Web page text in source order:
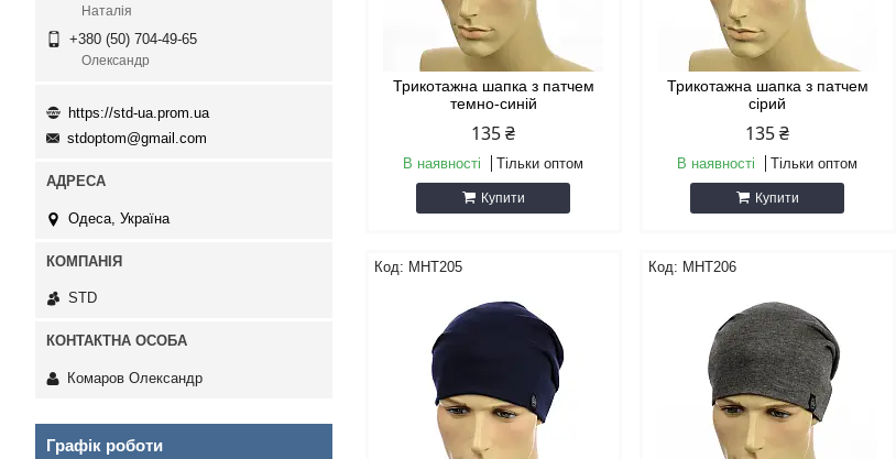
Трикотажна шапка з патчем
темно-синій
135 ₴
В наявності Тільки оптом
Купити
Трикотажна шапка з патчем
сірий
135 ₴
В наявності Тільки оптом
Купити
MHT205 MHT206
Наталія
+380 (50) 704-49-65
Олександр
https://std-ua.prom.ua
stdoptom@gmail.com
Одеса, Україна
STD
Комаров Олександр
Графік роботи